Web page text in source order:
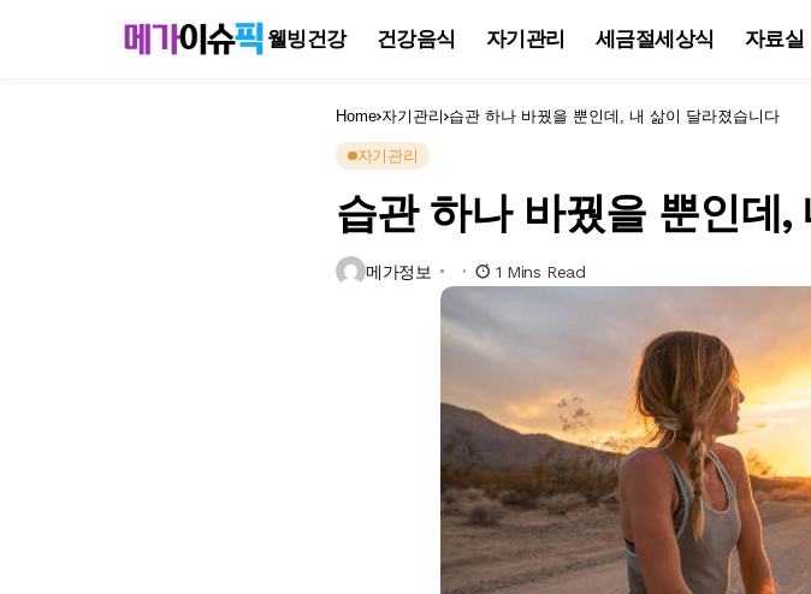
웰빙건강 건강음식 자기관리 세금절세상식 자료실
Home 자기관리 습관 하나 바꿨을 뿐인데, 내 삶이 달라졌습니다
자기관리
습관 하나 바꿨을 뿐인데
메가정보 1 Mins Read